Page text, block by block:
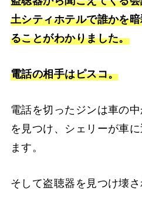
土シティホテルで誰かを
ることがわかりました。
電話の相手はピスコ。
電話を切ったジンは車の
を見つけ、シェリーが車
ます。
そして盗聴器を見つけ壊さ